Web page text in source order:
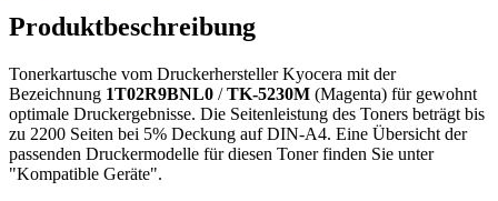
Produktbeschreibung
Tonerkartusche vom Druckerhersteller Kyocera mit der
Bezeichnung 1T02R9BNL0 /TK-5230M (Magenta) für gewohnt
optimale Druckergebnisse. Die Seitenleistung des Toners beträgt bis
zu 2200 Seiten bei 5% Deckung auf DIN-A4. Eine Übersicht der
passenden Druckermodelle für diesen Toner finden Sie unter
"Kompatible Geräte".